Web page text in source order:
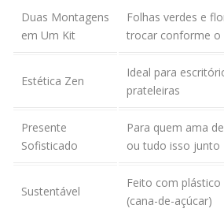
Duas Montagens
em Um Kit
Folhas verdes e
trocar conforme o
Estética Zen
Ideal para
prateleiras
Presente
Sofisticado
Para quem ama
ou tudo isso junto
Sustentável
Feito com
(cana-de-açúcar)